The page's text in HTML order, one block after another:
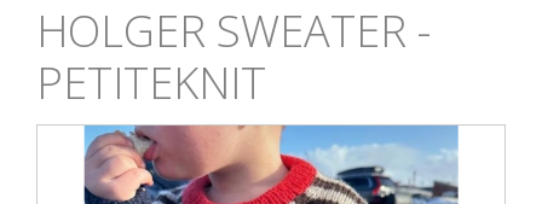
HOLGER SWEATER -
PETITEKNIT